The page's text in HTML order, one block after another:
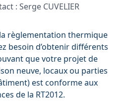
: Serge CUVELIER
règlementation thermique
besoin d’obtenir différents
que votre projet de
neuve, locaux ou parties
est conforme aux
de la RT2012.